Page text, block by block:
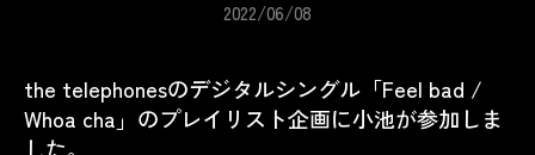
2022/06/08
the telephonesのデジタルシングル「Feel bad /
Whoa cha 」のプレイリスト企画に小池が参加しま
した。